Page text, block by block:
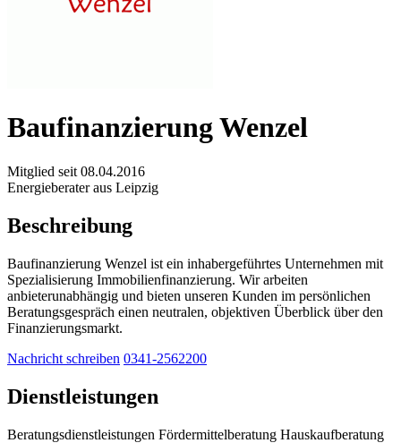
Baufinanzierung Wenzel
Mitglied seit 08.04.2016
Energieberater aus Leipzig
Beschreibung
Baufinanzierung Wenzel ist ein inhabergeführtes Unternehmen mit
Spezialisierung Immobilienfinanzierung. Wir arbeiten
anbieterunabhängig und bieten unseren Kunden im persönlichen
Beratungsgespräch einen neutralen, objektiven Überblick über den
Finanzierungsmarkt.
Nachricht schreiben 0341-2562200
Dienstleistungen
Beratungsdienstleistungen Fördermittelberatung Hauskaufberatung